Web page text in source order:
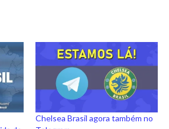
Chelsea Brasil agora também no